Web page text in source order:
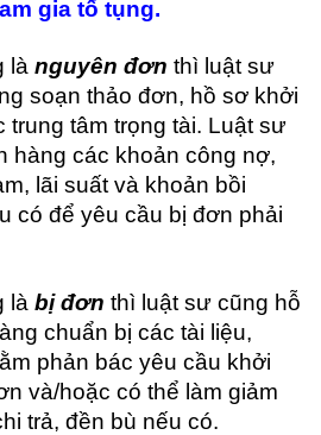
gia tố tụng.
là nguyên đơn thì luật sư
soạn thảo đơn, hồ sơ khởi
trung tâm trọng tài. Luật sư
hàng các khoản công nợ,
lãi suất và khoản bồi
có để yêu cầu bị đơn phải
là bị đơn thì luật sư cũng hỗ
chuẩn bị các tài liệu,
phản bác yêu cầu khởi
và/hoặc có thể làm giảm
trả, đền bù nếu có.